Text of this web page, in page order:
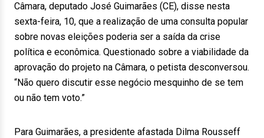
Câmara, deputado José Guimarães (CE), disse nesta
sexta-feira, 10, que a realização de uma consulta popular
sobre novas eleições poderia ser a saída da crise
política e econômica. Questionado sobre a viabilidade da
aprovação do projeto na Câmara, o petista desconversou.
“Não quero discutir esse negócio mesquinho de se tem
ou não tem voto.”
Para Guimarães, a presidente afastada Dilma Rousseff